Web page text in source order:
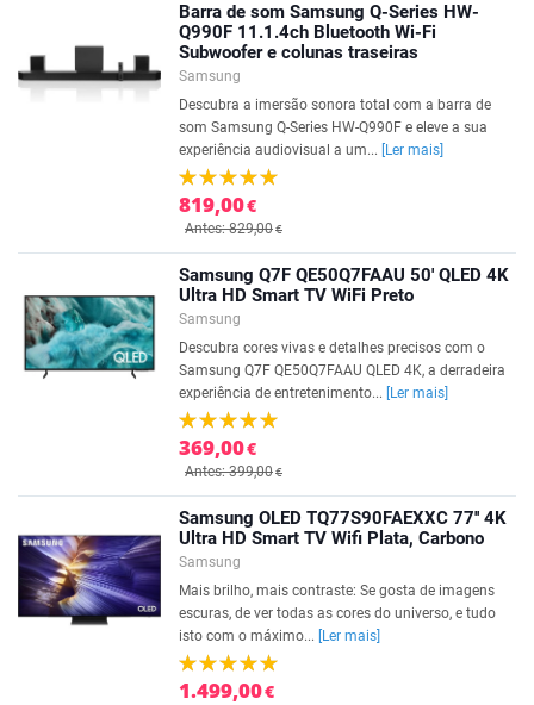
Barra de som Samsung Q-Series HW-
Q990F 11.1.4ch Bluetooth Wi-Fi
Subwoofer e colunas traseiras
Samsung
Descubra a imersão sonora total com a barra de
som Samsung Q-Series HW-Q990F e eleve a sua
experiência audiovisual a um...
[Ler mais]
819,00€
Antes: 829,00€
Samsung Q7F QE50Q7FAAU 50' QLED 4K
Ultra HD Smart TV WiFi Preto
Samsung
Descubra cores vivas e detalhes precisos com o
Samsung Q7F QE50Q7FAAU QLED 4K, a derradeira
experiência de entretenimento...
[Ler mais]
369,00€
Antes: 399,00€
Samsung OLED TQ77S90FAEXXC 77'' 4K
Ultra HD Smart TV Wifi Plata, Carbono
Samsung
Mais brilho, mais contraste: Se gosta de imagens
escuras, de ver todas as cores do universo, e tudo
isto com o máximo...
[Ler mais]
1.499,00€